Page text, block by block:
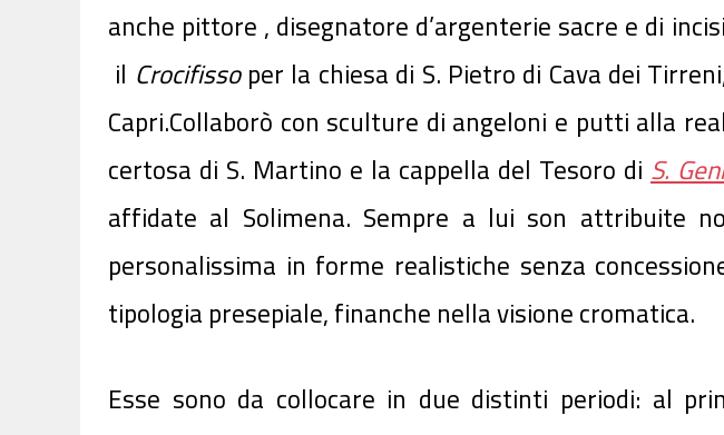
anche pittore , disegnatore d’argenterie sacre e di
il Crocifissoper la chiesa di S. Pietro di Cava dei
Capri.Collaborò con sculture di angeloni e putti alla
certosa di S. Martino e la cappella del Tesoro diS.
affidate al Solimena. Sempre a lui son attribuite
personalissima in forme realistiche senza
tipologia presepiale, finanche nella visione cromatica.
Esse sono da collocare in due distinti periodi: al